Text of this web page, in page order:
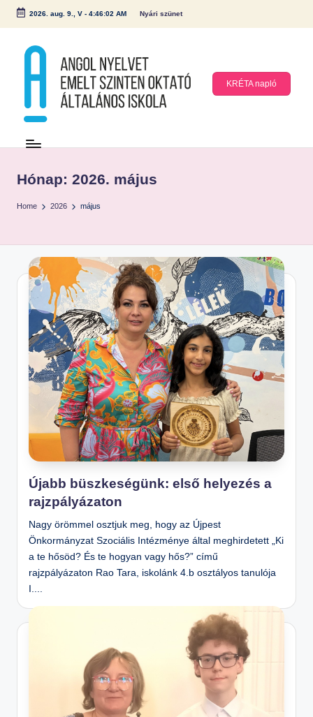
Skip
2026. aug. 9., V- 4:46:02 AM Nyári szünet
n
g
N
el
v
et
E
el
S
te
O
kt
at
ó
Á
lt
á
KRÉTA napló
Hónap: 2026. május
Home 2026 május
Újabb büszkeségünk: első helyezés a
rajzpályázaton
Nagy örömmel osztjuk meg, hogy az Újpest
Önkormányzat Szociális Intézménye által meghirdetett „Ki
a te hősöd? És te hogyan vagy hős?” című
rajzpályázaton Rao Tara, iskolánk 4.b osztályos tanulója
I....